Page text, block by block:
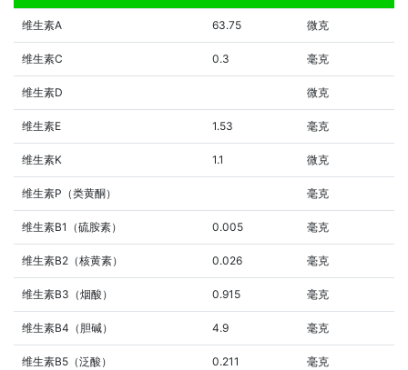
维生素A 63.75 微克
维生素C 0.3 毫克
维生素D 微克
维生素E 1.53 毫克
维生素K 1.1 微克
维生素P（类黄酮） 毫克
维生素B1（硫胺素） 0.005 毫克
维生素B2（核黄素） 0.026 毫克
维生素B3（烟酸） 0.915 毫克
维生素B4（胆碱） 4.9 毫克
维生素B5（泛酸） 0.211 毫克